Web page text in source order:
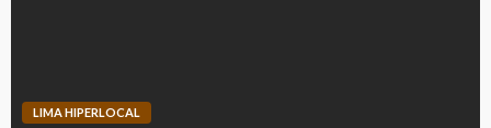
LIMA HIPERLOCAL